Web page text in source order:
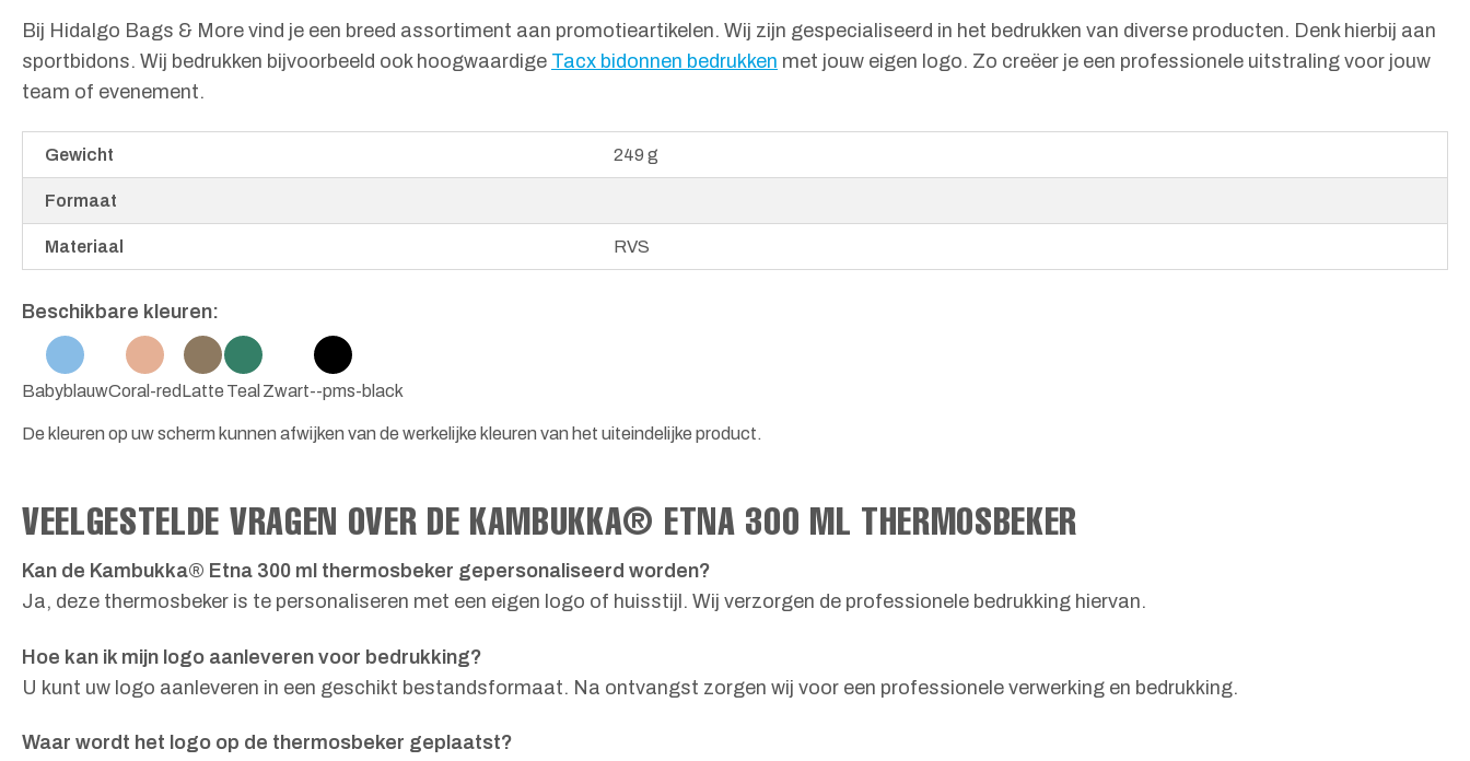
Bij Hidalgo Bags & More vind je een breed assortiment aan promotieartikelen. Wij zijn gespecialiseerd in het bedrukken van diverse producten. Denk hierbij aan
sportbidons. Wij bedrukken bijvoorbeeld ook hoogwaardige Tacx bidonnen bedrukken met jouw eigen logo. Zo creëer je een professionele uitstraling voor jouw
team of evenement.
Gewicht 249 g
Formaat
Materiaal RVS
Beschikbare kleuren:
BabyblauwCoral-redLatte Teal Zwart--pms-black
De kleuren op uw scherm kunnen afwijken van de werkelijke kleuren van het uiteindelijke product.
VEELGESTELDE VRAGEN OVER DE KAMBUKKA® ETNA 300 ML THERMOSBEKER
Kan de Kambukka® Etna 300 ml thermosbeker gepersonaliseerd worden?
Ja, deze thermosbeker is te personaliseren met een eigen logo of huisstijl. Wij verzorgen de professionele bedrukking hiervan.
Hoe kan ik mijn logo aanleveren voor bedrukking?
U kunt uw logo aanleveren in een geschikt bestandsformaat. Na ontvangst zorgen wij voor een professionele verwerking en bedrukking.
Waar wordt het logo op de thermosbeker geplaatst?